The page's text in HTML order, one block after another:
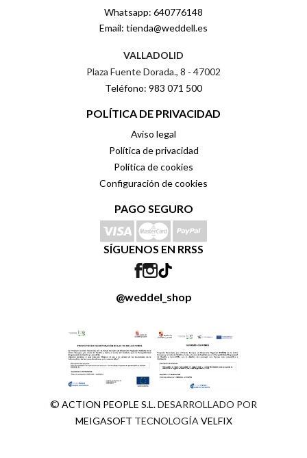
Whatsapp: 640776148
Email: tienda@weddell.es
VALLADOLID
Plaza Fuente Dorada., 8 - 47002
Teléfono: 983 071 500
POLÍTICA DE PRIVACIDAD
Aviso legal
Política de privacidad
Política de cookies
Configuración de cookies
PAGO SEGURO
SÍGUENOS EN RRSS
@weddel_shop
© ACTION PEOPLE S.L.DESARROLLADO POR
MEIGASOFT TECNOLOGÍA VELFIX